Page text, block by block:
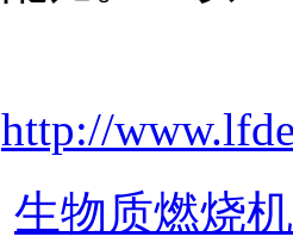
http://
生物质燃烧